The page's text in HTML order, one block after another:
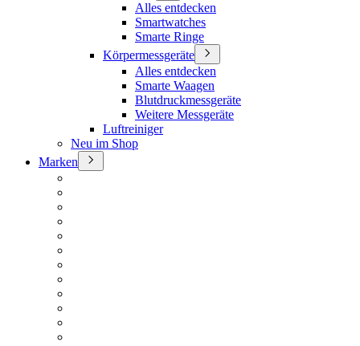
Alles entdecken
Smartwatches
Smarte Ringe
Körpermessgeräte
Alles entdecken
Smarte Waagen
Blutdruckmessgeräte
Weitere Messgeräte
Luftreiniger
Neu im Shop
Marken